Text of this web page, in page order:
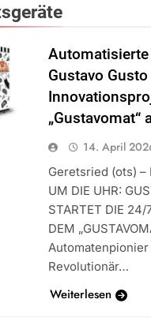
Gustavo
„Gustavomat“
14. April
Geretsried (ots) –
UM DIE UHR:
STARTET DIE 24/
DEM
Revolutionär…
Weiterlesen